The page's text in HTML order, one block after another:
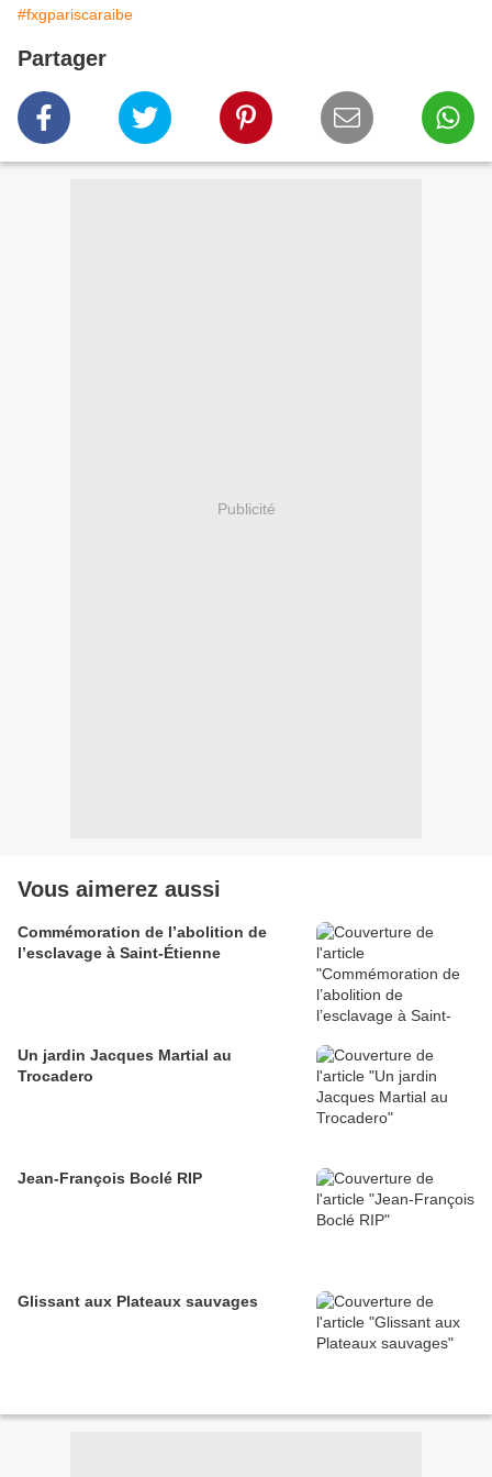
#fxgpariscaraibe
Partager
Publicité
Vous aimerez aussi
Commémoration de l’abolition de
l’esclavage à Saint-Étienne
Un jardin Jacques Martial au
Trocadero
Jean-François Boclé RIP
Glissant aux Plateaux sauvages